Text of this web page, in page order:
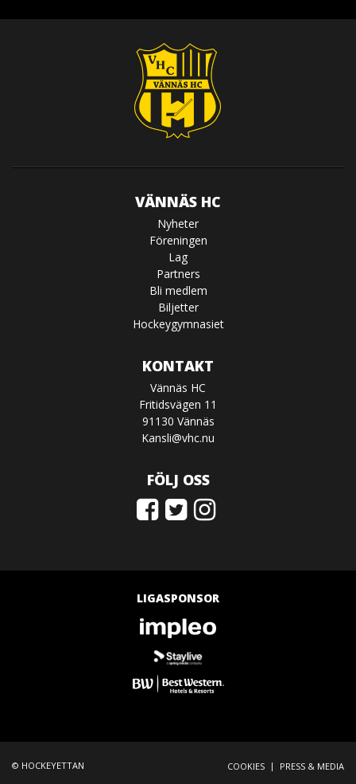
VÄNNÄS HC
Nyheter
Föreningen
Lag
Partners
Bli medlem
Biljetter
Hockeygymnasiet
KONTAKT
Vännäs HC
Fritidsvägen 11
91130 Vännäs
Kansli@vhc.nu
FÖLJ OSS
LIGASPONSOR
© HOCKEYETTAN COOKIES | PRESS & MEDIA